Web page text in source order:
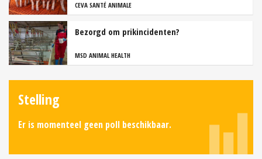
CEVA SANTÉ ANIMALE
Bezorgd om prikincidenten?
MSD ANIMAL HEALTH
Stelling
Er is momenteel geen poll beschikbaar.